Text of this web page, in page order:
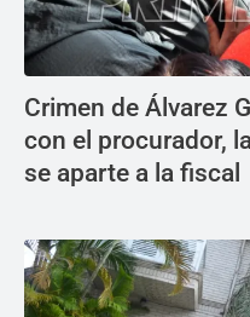
Crimen de Álvarez
con el procurador,
se aparte a la fiscal